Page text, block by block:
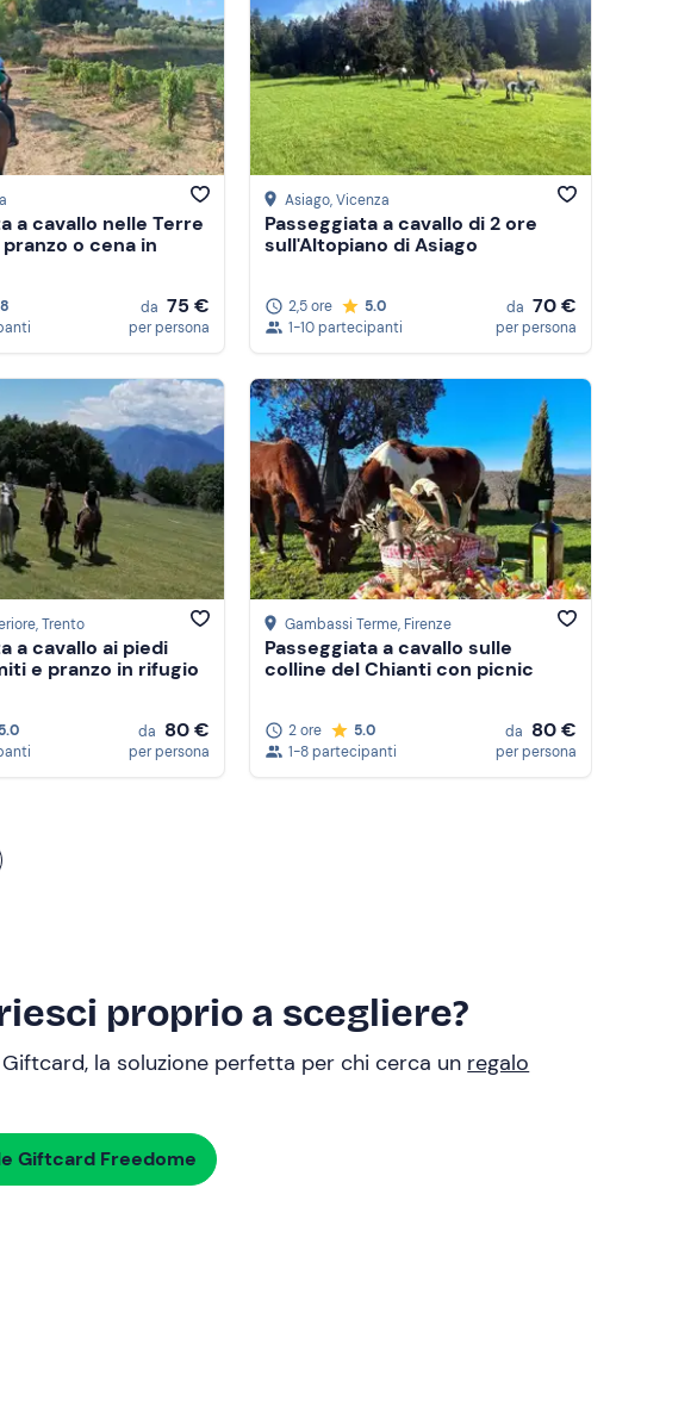
a cavallo nelle Terre
o cena in
da 75 €
per persona
Asiago, Vicenza
Passeggiata a cavallo di 2 ore
sull'Altopiano di Asiago
2,5 ore
5.0
1-10 partecipanti
da 70 €
per persona
, Trento
a cavallo ai piedi
e pranzo in rifugio
5.0
da 80 €
per persona
Gambassi Terme, Firenze
Passeggiata a cavallo sulle
colline del Chianti con picnic
2 ore
5.0
1-8 partecipanti
da 80 €
per persona
proprio a scegliere?
la soluzione perfetta per chi cerca un regalo
Giftcard Freedome